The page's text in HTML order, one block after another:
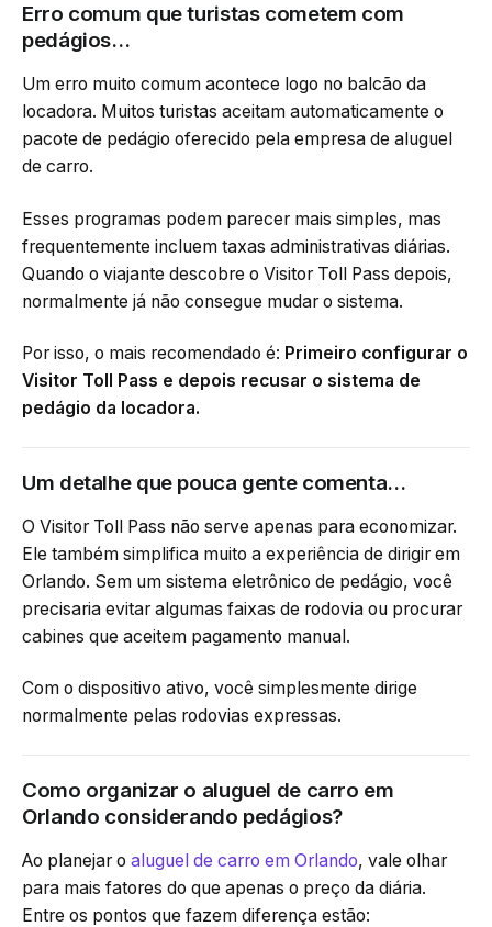
Erro comum que turistas cometem com
pedágios…
Um erro muito comum acontece logo no balcão da
locadora. Muitos turistas aceitam automaticamente o
pacote de pedágio oferecido pela empresa de aluguel
de carro.
Esses programas podem parecer mais simples, mas
frequentemente incluem taxas administrativas diárias.
Quando o viajante descobre o Visitor Toll Pass depois,
normalmente já não consegue mudar o sistema.
Por isso, o mais recomendado é: Primeiro configurar o
Visitor Toll Pass e depois recusar o sistema de
pedágio da locadora.
Um detalhe que pouca gente comenta…
O Visitor Toll Pass não serve apenas para economizar.
Ele também simplifica muito a experiência de dirigir em
Orlando. Sem um sistema eletrônico de pedágio, você
precisaria evitar algumas faixas de rodovia ou procurar
cabines que aceitem pagamento manual.
Com o dispositivo ativo, você simplesmente dirige
normalmente pelas rodovias expressas.
Como organizar o aluguel de carro em
Orlando considerando pedágios?
Ao planejar o aluguel de carro em Orlando, vale olhar
para mais fatores do que apenas o preço da diária.
Entre os pontos que fazem diferença estão: